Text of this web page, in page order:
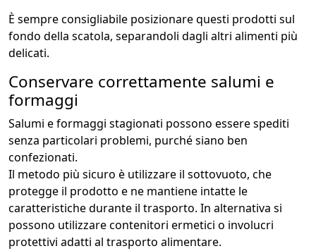
È sempre consigliabile posizionare questi prodotti sul
fondo della scatola, separandoli dagli altri alimenti più
delicati.
Conservare correttamente salumi e
formaggi
Salumi e formaggi stagionati possono essere spediti
senza particolari problemi, purché siano ben
confezionati.
Il metodo più sicuro è utilizzare il sottovuoto, che
protegge il prodotto e ne mantiene intatte le
caratteristiche durante il trasporto. In alternativa si
possono utilizzare contenitori ermetici o involucri
protettivi adatti al trasporto alimentare.